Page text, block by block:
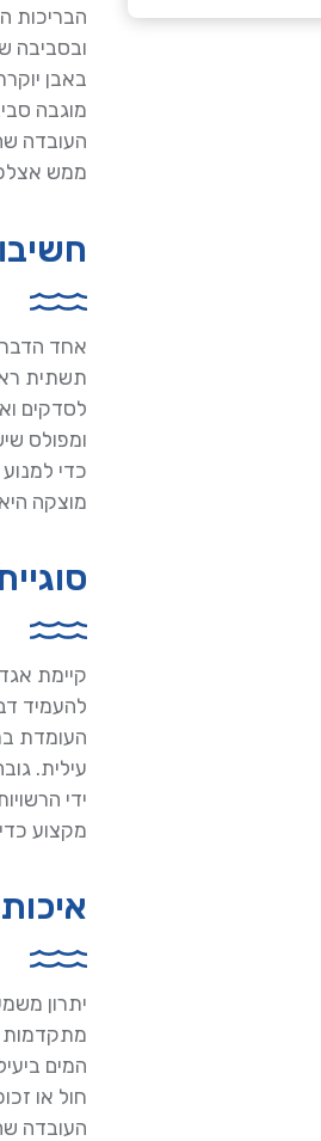
הבריכות
ובסביבה
באבן
מוגבה
העובדה
ממש
אחד
תשתית
לסדקים
ומפולס
כדי
מוצקה
קיימת
להעמיד
העומדת
עילית.
ידי
מקצוע
יתרון
מתקדמות
המים
חול או
העובדה